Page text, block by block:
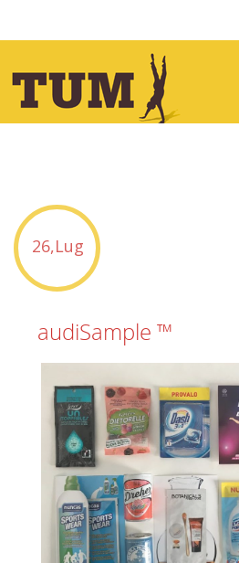
26,Lug
audiSample ™